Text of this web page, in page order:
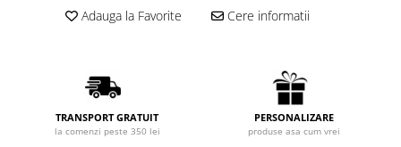
Adauga la Favorite Cere informatii
TRANSPORT GRATUIT
la comenzi peste 350 lei
PERSONALIZARE
produse asa cum vrei